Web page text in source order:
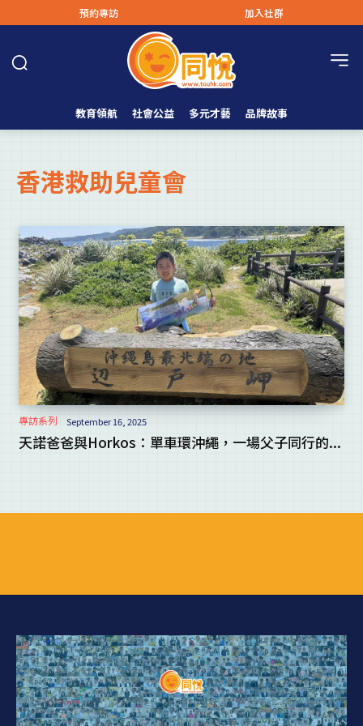
預約專訪 加入社群
教育領航 社會公益 多元才藝 品牌故事
香港救助兒童會
專訪系列 September 16, 2025
天諾爸爸與Horkos：單車環沖繩，一場父子同行的...